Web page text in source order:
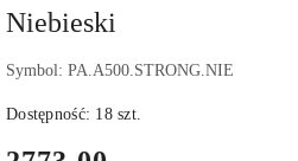
Niebieski
Symbol: PA.A500.STRONG.NIE
Dostępność: 18szt.